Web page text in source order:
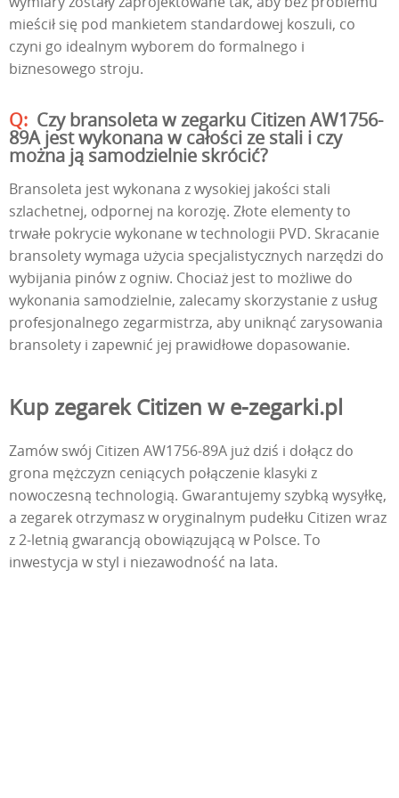
mieścił się pod mankietem standardowej koszuli, co
czyni go idealnym wyborem do formalnego i
biznesowego stroju.
Czy bransoleta w zegarku Citizen AW1756-
89A jest wykonana w całości ze stali i czy
można ją samodzielnie skrócić?
Bransoleta jest wykonana z wysokiej jakości stali
szlachetnej, odpornej na korozję. Złote elementy to
trwałe pokrycie wykonane w technologii PVD. Skracanie
bransolety wymaga użycia specjalistycznych narzędzi do
wybijania pinów z ogniw. Chociaż jest to możliwe do
wykonania samodzielnie, zalecamy skorzystanie z usług
profesjonalnego zegarmistrza, aby uniknąć zarysowania
bransolety i zapewnić jej prawidłowe dopasowanie.
Kup zegarek Citizen w e-zegarki.pl
Zamów swój Citizen AW1756-89A już dziś i dołącz do
grona mężczyzn ceniących połączenie klasyki z
nowoczesną technologią. Gwarantujemy szybką wysyłkę,
a zegarek otrzymasz w oryginalnym pudełku Citizen wraz
z 2-letnią gwarancją obowiązującą w Polsce. To
inwestycja w styl i niezawodność na lata.